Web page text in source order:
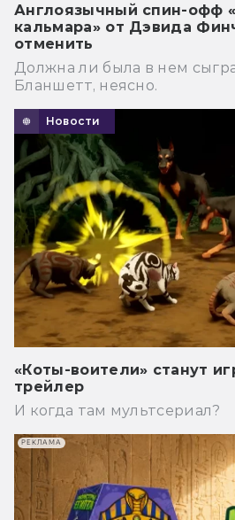
Англоязычный спин-офф
кальмара» от Дэвида
отменить
Должна ли была в нем
Бланшетт, неясно.
Новости
«Коты-воители» станут
трейлер
И когда там мультсериал?
РЕКЛАМА